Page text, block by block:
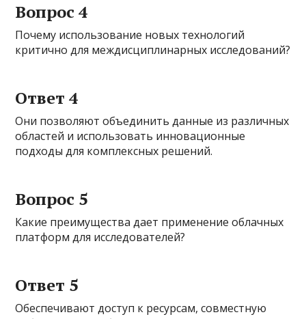
Вопрос 4
Почему использование новых технологий
критично для междисциплинарных исследований?
Ответ 4
Они позволяют объединить данные из различных
областей и использовать инновационные
подходы для комплексных решений.
Вопрос 5
Какие преимущества дает применение облачных
платформ для исследователей?
Ответ 5
Обеспечивают доступ к ресурсам, совместную